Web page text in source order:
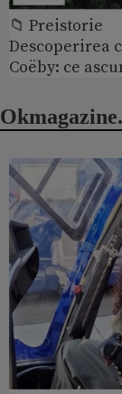
📁 Preistorie
Descoperirea
Coëby: ce